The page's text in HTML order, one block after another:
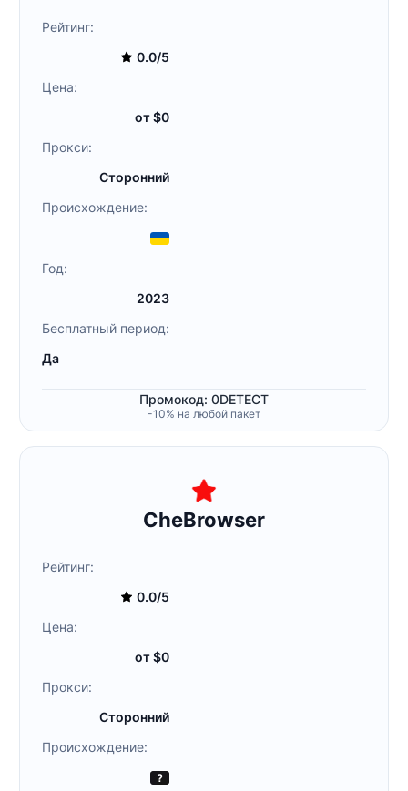
Рейтинг:
0.0/5
Цена:
от $0
Прокси:
Сторонний
Происхождение:
Год:
2023
Бесплатный период:
Да
Промокод: 0DETECT
-10% на любой пакет
CheBrowser
Рейтинг:
0.0/5
Цена:
от $0
Прокси:
Сторонний
Происхождение: